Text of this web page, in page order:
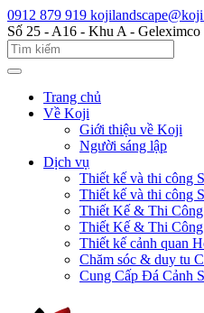
0912 879 919
Số 25 - A16 - Khu A -
Trang chủ
Về Koji
Giới thiệu về Koji
Người sáng lập
Dịch vụ
Thiết kế và thi công
Thiết kế và thi công
Thiết Kế & Thi
Thiết Kế & Thi
Thiết kế cảnh quan
Chăm sóc & duy tu
Cung Cấp Đá Cảnh